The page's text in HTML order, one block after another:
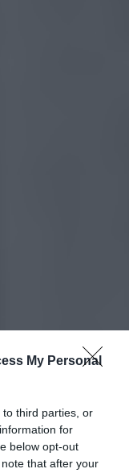
My Personal
third parties, or
for
below opt-out
that after your